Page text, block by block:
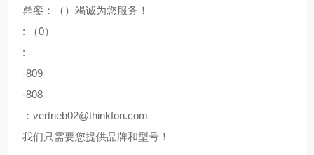
鼎銮：（）竭诚为您服务！
: （0）
:
-809
-808
：vertrieb02@thinkfon.com
我们只需要您提供品牌和型号！